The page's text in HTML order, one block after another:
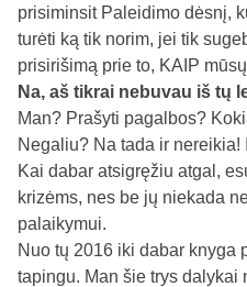
prisiminsit Paleidimo dėsnį,
turėti ką tik norim, jei tik
prisirišimą prie to, KAIP
Na, aš tikrai nebuvau iš tų
Man? Prašyti pagalbos?
Negaliu? Na tada ir nereikia!
Kai dabar atsigręžiu atgal,
krizėms, nes be jų niekada
palaikymui.
Nuo tų 2016 iki dabar knyga
tapingu. Man šie trys dalykai